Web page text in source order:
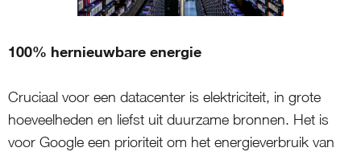
100% hernieuwbare energie
Cruciaal voor een datacenter is elektriciteit, in grote
hoeveelheden en liefst uit duurzame bronnen. Het is
voor Google een prioriteit om het energieverbruik van